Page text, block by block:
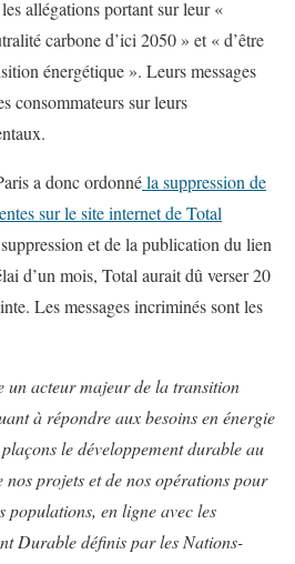
allégations portant sur leur «
carbone d’ici 2050 » et « d’être
énergétique ». Leurs messages
consommateurs sur leurs
a donc ordonnéla suppression de
sur le site internet de Total
et de la publication du lien
d’un mois, Total aurait dû verser 20
Les messages incriminés sont les
un acteur majeur de la transition
à répondre aux besoins en énergie
le développement durable au
projets et de nos opérations pour
populations, en ligne avec les
Durable définis par les Nations-